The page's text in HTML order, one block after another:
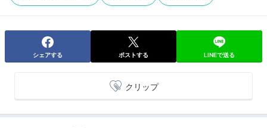
キッズスペースにはおもちゃがたくさんあり、大満足で
した。ボードゲームやプラネタリウムの貸出しもあっ
+1
シェアする ポストする LINEで送る
クリップ